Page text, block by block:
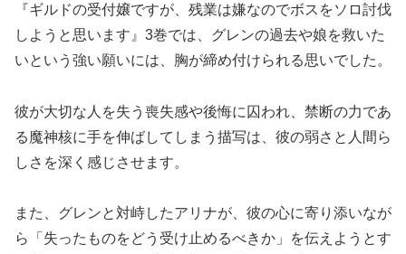
『ギルドの受付嬢ですが、残業は嫌なのでボスをソロ討伐
しようと思います』3巻では、グレンの過去や娘を救いた
いという強い願いには、胸が締め付けられる思いでした。
彼が大切な人を失う喪失感や後悔に囚われ、禁断の力であ
る魔神核に手を伸ばしてしまう描写は、彼の弱さと人間ら
しさを深く感じさせます。
また、グレンと対峙したアリナが、彼の心に寄り添いなが
ら「失ったものをどう受け止めるべきか」を伝えようとす